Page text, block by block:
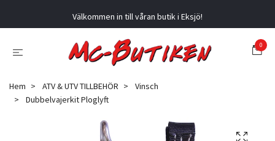
Välkommen in till våran butik i Eksjö!
0
Hem ATV & UTV TILLBEHÖR
Vinsch
Dubbelvajerkit Ploglyft